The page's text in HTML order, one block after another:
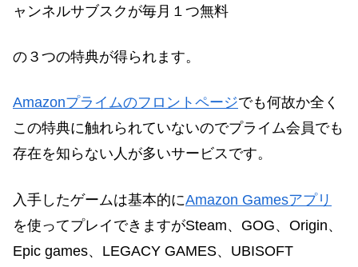
ャンネルサブスクが毎月１つ無料
の３つの特典が得られます。
Amazonプライムのフロントページでも何故か全く
この特典に触れられていないのでプライム会員でも
存在を知らない人が多いサービスです。
入手したゲームは基本的にAmazon Gamesアプリ
を使ってプレイできますがSteam、GOG、Origin、
Epic games、 LEGACY GAMES、UBISOFT